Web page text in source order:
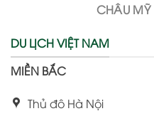
CHÂU MỸ
DU LỊCH VIỆT NAM
MIỀN BẮC
Thủ đô Hà Nội